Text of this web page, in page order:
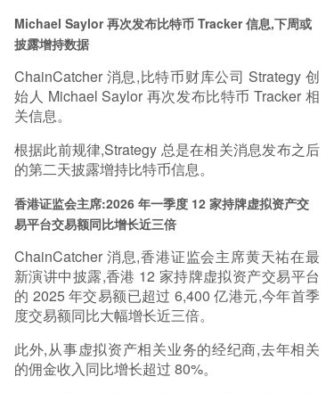
Michael Saylor 再次发布比特币 Tracker 信息,下周或
披露增持数据
ChainCatcher 消息,比特币财库公司 Strategy 创
始人 Michael Saylor 再次发布比特币 Tracker 相
关信息。
根据此前规律,Strategy 总是在相关消息发布之后
的第二天披露增持比特币信息。
香港证监会主席:2026 年一季度 12 家持牌虚拟资产交
易平台交易额同比增长近三倍
ChainCatcher 消息,香港证监会主席黄天祐在最
新演讲中披露,香港 12 家持牌虚拟资产交易平台
的 2025 年交易额已超过 6,400 亿港元,今年首季
度交易额同比大幅增长近三倍。
此外,从事虚拟资产相关业务的经纪商,去年相关
的佣金收入同比增长超过 80%。